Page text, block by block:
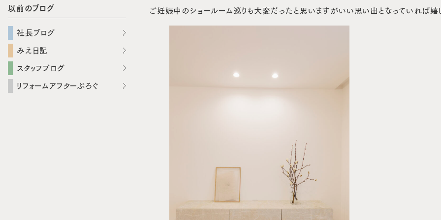
以前のブログ
社長ブログ
みえ日記
スタッフブログ
リフォームアフターぶろぐ
ご妊娠中のショールーム巡りも大変だったと思いますがいい思い出となっていれば